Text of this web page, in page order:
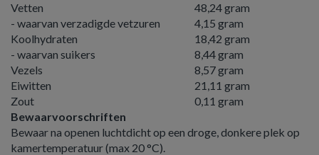
Vetten
- waarvan verzadigde vetzuren
48,24 gram
4,15 gram
Koolhydraten
- waarvan suikers
18,42 gram
8,44 gram
Vezels
8,57 gram
Eiwitten
21,11 gram
Zout
0,11 gram
Bewaarvoorschriften
Bewaar na openen luchtdicht op een droge, donkere plek op
kamertemperatuur (max 20 °C).